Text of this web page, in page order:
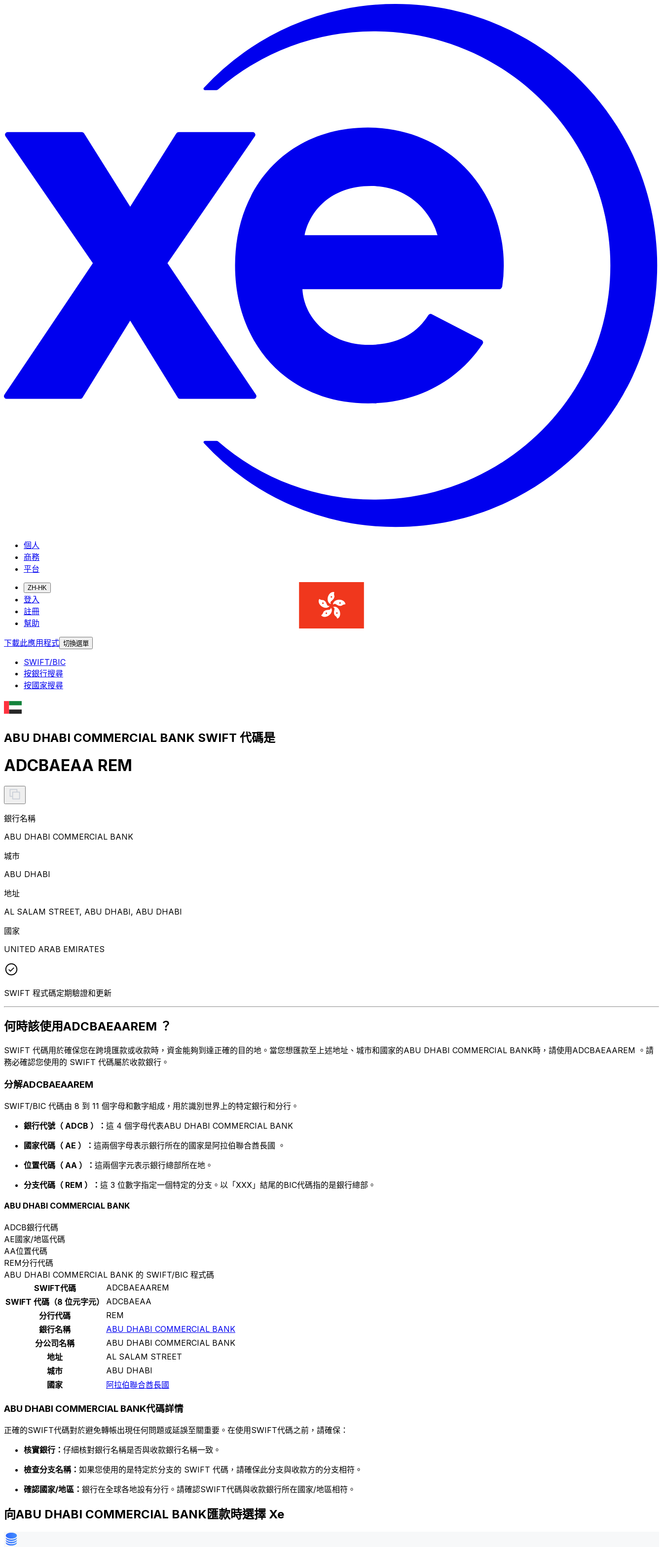
個人
商務
平台
ZH-HK
登入
註冊
幫助
下載此應用程式 切換選單
SWIFT/BIC
按銀行搜尋
按國家搜尋
ABU DHABI COMMERCIAL BANK SWIFT 代碼是
ADCBAEAA REM
銀行名稱
ABU DHABI COMMERCIAL BANK
城市
ABU DHABI
地址
AL SALAM STREET, ABU DHABI, ABU DHABI
國家
UNITED ARAB EMIRATES
SWIFT 程式碼定期驗證和更新
何時該使用ADCBAEAAREM ？
SWIFT 代碼用於確保您在跨境匯款或收款時，資金能夠到達正確的目的地。當您想匯款至上述地址、城市和國家的ABU DHABI COMMERCIAL BANK時，請使用ADCBAEAAREM 。請
務必確認您使用的 SWIFT 代碼屬於收款銀行。
分解ADCBAEAAREM
SWIFT/BIC 代碼由 8 到 11 個字母和數字組成，用於識別世界上的特定銀行和分行。
銀行代號（ ADCB ）： 這 4 個字母代表ABU DHABI COMMERCIAL BANK
國家代碼（ AE ）： 這兩個字母表示銀行所在的國家是阿拉伯聯合酋長國 。
位置代碼（ AA ）： 這兩個字元表示銀行總部所在地。
分支代碼（ REM ）： 這 3 位數字指定一個特定的分支。以「XXX」結尾的BIC代碼指的是銀行總部。
ABU DHABI COMMERCIAL BANK
ADCB銀行代碼
AE國家/地區代碼
AA位置代碼
REM分行代碼
ABU DHABI COMMERCIAL BANK 的 SWIFT/BIC 程式碼
SWIFT代碼
ADCBAEAAREM
SWIFT 代碼（8 位元字元）
ADCBAEAA
分行代碼
REM
銀行名稱
ABU DHABI COMMERCIAL BANK
分公司名稱
ABU DHABI COMMERCIAL BANK
地址
AL SALAM STREET
城市
ABU DHABI
國家
阿拉伯聯合酋長國
ABU DHABI COMMERCIAL BANK代碼詳情
正確的SWIFT代碼對於避免轉帳出現任何問題或延誤至關重要。在使用SWIFT代碼之前，請確保：
核實銀行： 仔細核對銀行名稱是否與收款銀行名稱一致。
檢查分支名稱： 如果您使用的是特定於分支的 SWIFT 代碼，請確保此分支與收款方的分支相符。
確認國家/地區： 銀行在全球各地設有分行。請確認SWIFT代碼與收款銀行所在國家/地區相符。
向ABU DHABI COMMERCIAL BANK匯款時選擇 Xe